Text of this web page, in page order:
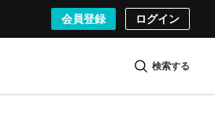
会員登録 ログイン
検索する